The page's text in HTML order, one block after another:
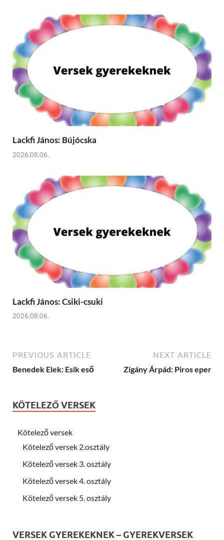
Lackfi János: Bújócska
2026.08.06.
Lackfi János: Csiki-csuki
2026.08.06.
PREVIOUS ARTICLE
Benedek Elek: Esik eső
NEXT ARTICLE
Zigány Árpád: Piros eper
KÖTELEZŐ VERSEK
Kötelező versek
Kötelező versek 2.osztály
Kötelező versek 3. osztály
Kötelező versek 4. osztály
Kötelező versek 5. osztály
VERSEK GYEREKEKNEK – GYEREKVERSEK